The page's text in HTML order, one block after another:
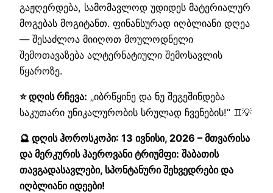
გაჟღერდება, სამომავლოდ უდიდეს მატერიალურ
მოგებას მოგიტანთ. ფინანსურად იღბლიანი დღეა
— შესაძლოა მიიღოთ მოულოდნელი
შემოთავაზება ალტერნატიული შემოსავლის
წყაროზე.
⭐ დღის რჩევა: „იბრწყინე და ნუ შეგეშინდება
საკუთარი უნიკალურობის სრულად ჩვენების!“ ♊💡
🔮 დღის ჰოროსკოპი: 13 ივნისი, 2026 – მთვარისა
და მერკურის ჰაეროვანი ტრიუმფი: შაბათის
თავგადასავლები, სპონტანური შეხვედრები და
იღბლიანი იდეები!